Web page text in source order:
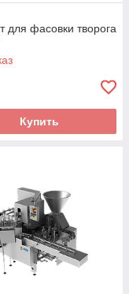
для фасовки творога
Купить